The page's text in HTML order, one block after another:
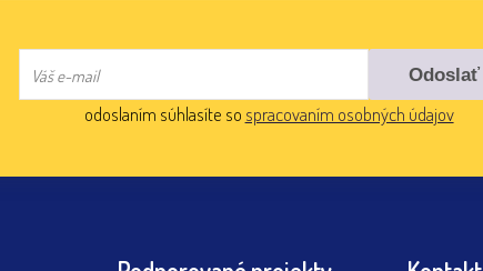
odoslaním súhlasíte so spracovaním osobných údajov